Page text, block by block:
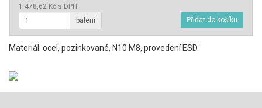
1 478,62 Kč s DPH
balení
Materiál: ocel, pozinkované, N10 M8, provedení ESD